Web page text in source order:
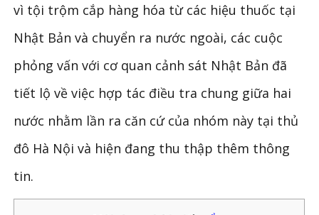
vì tội trộm cắp hàng hóa từ các hiệu thuốc tại
Nhật Bản và chuyển ra nước ngoài, các cuộc
phỏng vấn với cơ quan cảnh sát Nhật Bản đã
tiết lộ về việc hợp tác điều tra chung giữa hai
nước nhằm lần ra căn cứ của nhóm này tại thủ
đô Hà Nội và hiện đang thu thập thêm thông
tin.